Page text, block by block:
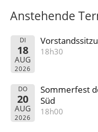
Anstehende
DI
18
AUG
2026
18h30
DO
20
AUG
2026
Sommerfest
Süd
18h00